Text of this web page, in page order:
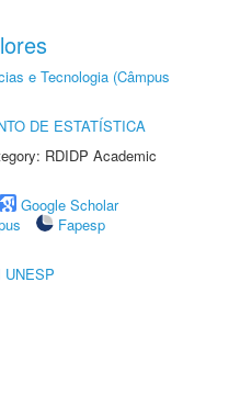
e Tecnologia (Câmpus
DE ESTATÍSTICA
RDIDP Academic
Google Scholar
Fapesp
UNESP